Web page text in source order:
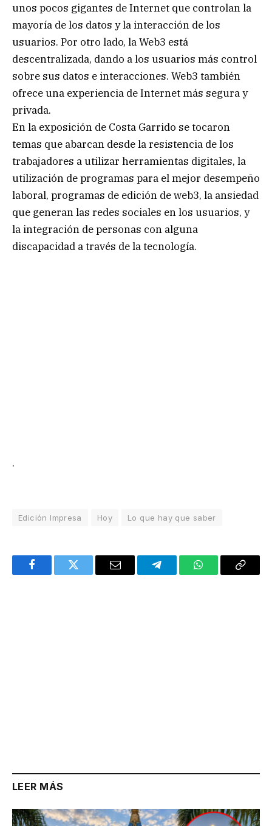
unos pocos gigantes de Internet que controlan la
mayoría de los datos y la interacción de los
usuarios. Por otro lado, la Web3 está
descentralizada, dando a los usuarios más control
sobre sus datos e interacciones. Web3 también
ofrece una experiencia de Internet más segura y
privada.
En la exposición de Costa Garrido se tocaron
temas que abarcan desde la resistencia de los
trabajadores a utilizar herramientas digitales, la
utilización de programas para el mejor desempeño
laboral, programas de edición de web3, la ansiedad
que generan las redes sociales en los usuarios, y
la integración de personas con alguna
discapacidad a través de la tecnología.
.
Edición Impresa Hoy Lo que hay que saber
FacebookTwitter Email TelegramWhatsAppCopy
LEER MÁS